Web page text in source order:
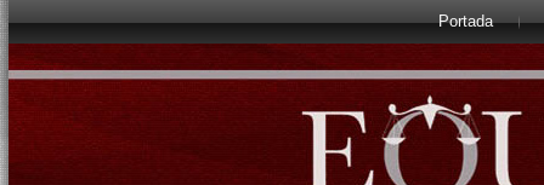
Portada